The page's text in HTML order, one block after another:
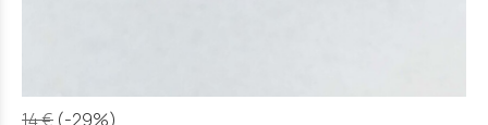
14 € (-29%)